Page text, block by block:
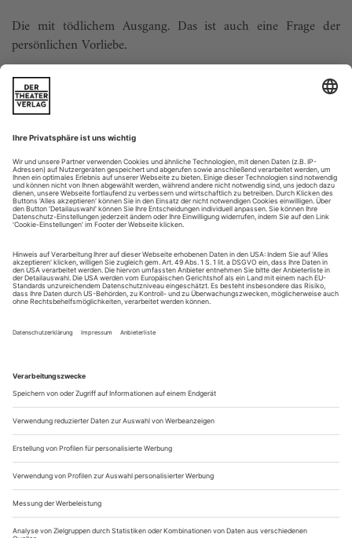
Die mit tödlichem Ausgang. Das ist auch eine Frage der
persönlichen Vorliebe.
Inwiefern?
Es gibt mehr gute...
Weil nicht sein kann, was nicht sein darf
Die SWR-Orchesterfusion im Südwesten ist wohl nicht mehr
aufzuhalten.
Künstlerische Argumente dagegen hatten nie eine Chance
Es sind so viele Emotionen an diesem Abend», sagt
Chefdirigent François-Xavier Roth, und sein Blick nach einer
beeindruckend bedrückenden Interpretation von Anton
gewissermaßen sein eigenes Requiem gespielt. «Mysterium» –
sinfonischen Werks. An diesem...
Die schönste Sackgasse der Welt
Seit 20 Jahren lockt MARTIN ENGSTROEM weltbekannte Künstler
in ein Walliser Alpendorf, um mit jungen Talenten zu arbeiten. Gagen
gibt’s nicht. Sie kommen trotzdem. Wie macht der Gründer des
Verbier Festivals das bloß?
Herr Engstroem, zum Jubiläumsfestival sind mehr